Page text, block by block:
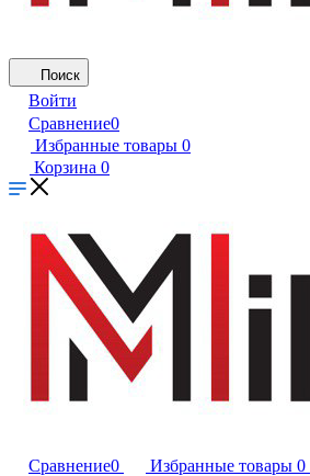
Поиск
Войти
Сравнение0
Избранные товары 0
Корзина 0
Сравнение0 Избранные товары 0